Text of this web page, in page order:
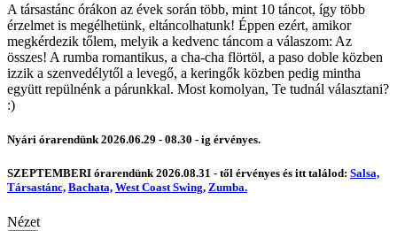
A társastánc órákon az évek során több, mint 10 táncot, így több
érzelmet is megélhetünk, eltáncolhatunk! Éppen ezért, amikor
megkérdezik tőlem, melyik a kedvenc táncom a válaszom: Az
összes! A rumba romantikus, a cha-cha flörtöl, a paso doble közben
izzik a szenvedélytől a levegő, a keringők közben pedig mintha
együtt repülnénk a párunkkal. Most komolyan, Te tudnál választani?
:)
Nyári órarendünk 2026.06.29 - 08.30 - ig érvényes.
SZEPTEMBERI órarendünk 2026.08.31 - től érvényes és itt találod: Salsa,
Társastánc, Bachata, West Coast Swing, Zumba.
Nézet